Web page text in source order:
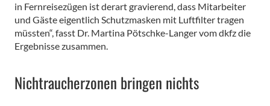
in Fernreisezügen ist derart gravierend, dass Mitarbeiter
und Gäste eigentlich Schutzmasken mit Luftfilter tragen
müssten“, fasst Dr. Martina Pötschke-Langer vom dkfz die
Ergebnisse zusammen.
Nichtraucherzonen bringen nichts